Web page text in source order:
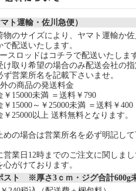
ト運輸・佐川急便）
物のサイズにより、ヤマト運輸か佐
配送いたします。
スロッドはコチラで配送いたしま
取り希望の場合のみ配送会社の指
ず営業所名を記載下さいませ。
の商品の発送料金
￥15000未満 ＝送料￥790
￥15000～￥25000未満 ＝送料￥400
￥25000以上 送料無料となります。
の場合は営業所名を必ず明記して
業日12時までのご注文に関しまし
心がけております。
スト ※厚さ3ｃｍ・ジグ合計600g